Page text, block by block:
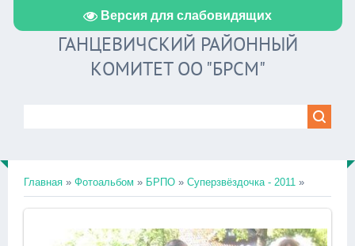
Версия для слабовидящих
ГАНЦЕВИЧСКИЙ РАЙОННЫЙ
КОМИТЕТ ОО "БРСМ"
Главная » Фотоальбом » БРПО » Суперзвёздочка - 2011 »